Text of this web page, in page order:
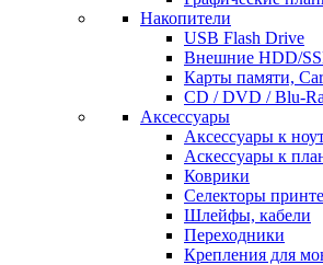
Накопители
USB Flash Drive
Внешние HDD/
Карты памяти,
CD / DVD / Blu-
Аксессуары
Аксессуары к
Аскессуары к
Коврики
Селекторы
Шлейфы, кабели
Переходники
Крепления для